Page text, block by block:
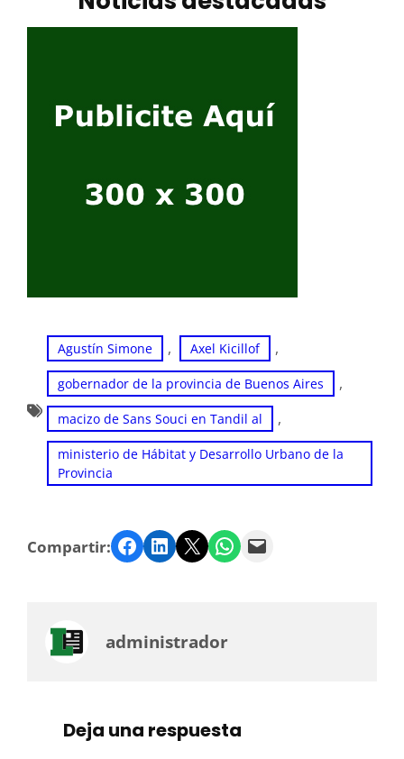
Agustín Simone , Axel Kicillof ,
gobernador de la provincia de Buenos Aires ,
macizo de Sans Souci en Tandil al ,
ministerio de Hábitat y Desarrollo Urbano de la
Provincia
Compartir: Facebook LinkedIn Twitter WhatsApp Email
administrador
Deja una respuesta